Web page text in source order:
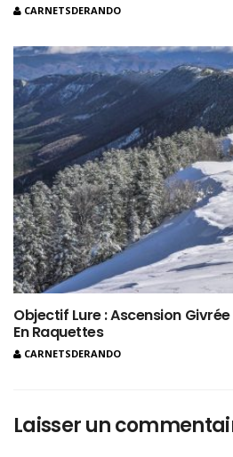
CARNETSDERANDO
Objectif Lure : Ascension
En Raquettes
CARNETSDERANDO
Laisser un